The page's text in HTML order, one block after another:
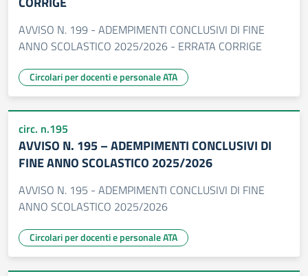
AVVISO N. 199 - ADEMPIMENTI CONCLUSIVI DI FINE
ANNO SCOLASTICO 2025/2026 - ERRATA CORRIGE
Circolari per docenti e personale ATA
circ. n.195
AVVISO N. 195 – ADEMPIMENTI CONCLUSIVI DI
FINE ANNO SCOLASTICO 2025/2026
AVVISO N. 195 - ADEMPIMENTI CONCLUSIVI DI FINE
ANNO SCOLASTICO 2025/2026
Circolari per docenti e personale ATA